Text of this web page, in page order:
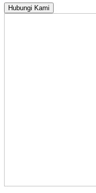
Hubungi Kami